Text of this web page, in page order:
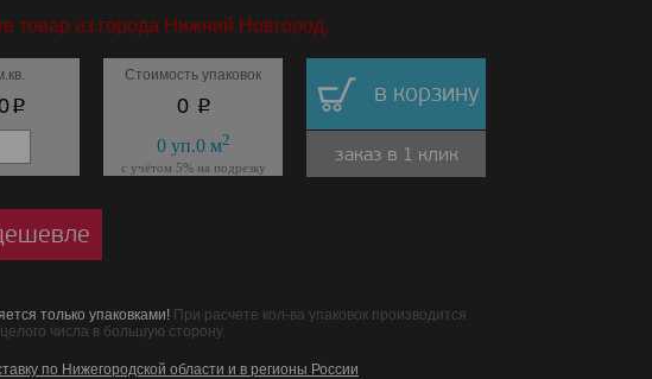
товар из города Нижний Новгород.
p
Стоимость упаковок
0 p
0уп.0м2
с учётом 5% на подрезку
в корзину
заказ в 1 клик
только упаковками! При расчете кол-ва упаковок производится
числа в большую сторону.
по Нижегородской области и в регионы России